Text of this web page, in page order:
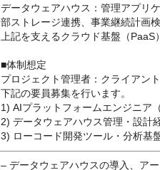
データウェアハウス：管理アプリ
部ストレージ連携、事業継続計画
上記を支えるクラウド基盤（PaaS
■体制想定
プロジェクト管理者：クライアン
下記の要員募集を行います。
1) AIプラットフォームエンジニア
2) データウェアハウス管理・設計
3) ローコード開発ツール・分析基
– データウェアハウスの導入、ア